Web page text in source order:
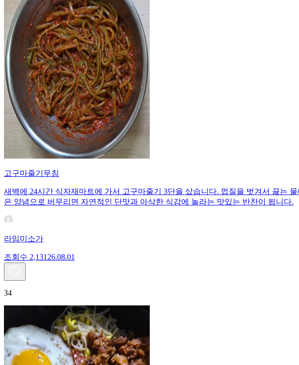
고구마줄기무침
새벽에 24시간 식자재마트에 가서 고구마줄기 3단을 샀습니다. 껍질을 벗겨서 끓는
은 양념으로 버무리면 자연적인 단맛과 아삭한 식감에 놀라는 맛있는 반찬이 됩니다.
라임미소가
조회수 2,131 26.08.01
34